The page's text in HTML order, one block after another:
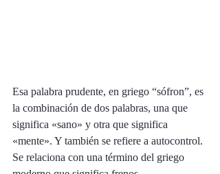
Esa palabra prudente, en griego “sófron”, es
la combinación de dos palabras, una que
significa «sano» y otra que significa
«mente». Y también se refiere a autocontrol.
Se relaciona con una término del griego